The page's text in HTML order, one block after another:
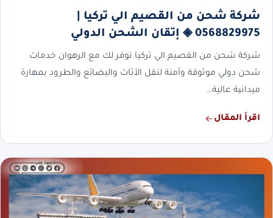
شركة شحن من القصيم الي تركيا |
0568829975 ◈ إتقان الشحن الدولي
شركة شحن من القصيم الي تركيا توفر لك مع الرهوان خدمات
شحن دولي موثوقة وآمنة لنقل الأثاث والبضائع والطرود بمهارة
ميدانية عالية…
اقرأ المقال